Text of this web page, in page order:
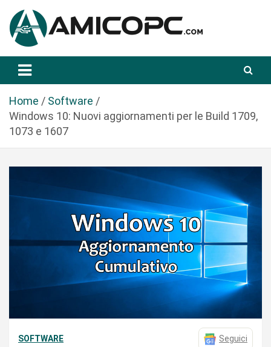
a
Amicopc.com
Home
Software
Windows 10: Nuovi aggiornamenti per le Build 1709,
1073 e 1607
SOFTWARE Seguici